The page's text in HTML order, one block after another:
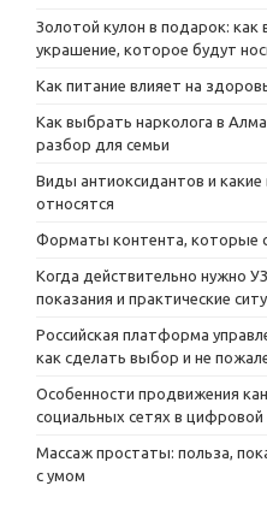
Золотой кулон в подарок: как
украшение, которое будут
Как питание влияет на
Как выбрать нарколога в
разбор для семьи
Виды антиоксидантов и какие
относятся
Форматы контента, которые
Когда действительно нужно
показания и практические
Российская платформа
как сделать выбор и не
Особенности продвижения
социальных сетях в цифровой
Массаж простаты: польза,
с умом